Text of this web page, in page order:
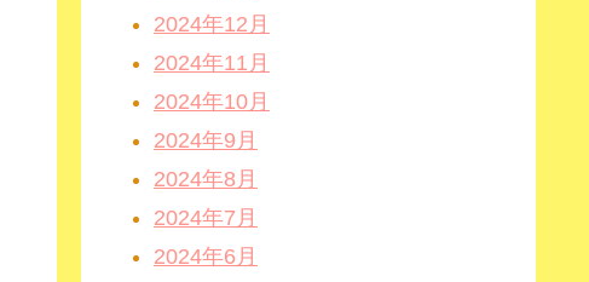
2024年12月
2024年11月
2024年10月
2024年9月
2024年8月
2024年7月
2024年6月